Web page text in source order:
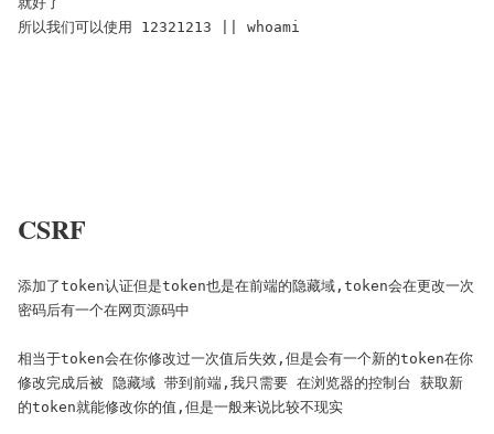
所以我们可以使用 12321213 || whoami
CSRF
添加了token认证但是token也是在前端的隐藏域,token会在更改一次
密码后有一个在网页源码中
相当于token会在你修改过一次值后失效,但是会有一个新的token在你
修改完成后被 隐藏域 带到前端,我只需要 在浏览器的控制台 获取新
的token就能修改你的值,但是一般来说比较不现实